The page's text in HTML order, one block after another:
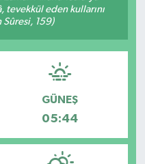
tevekkül eden kullarını
Sûresi, 159)
GÜNEŞ
05:44